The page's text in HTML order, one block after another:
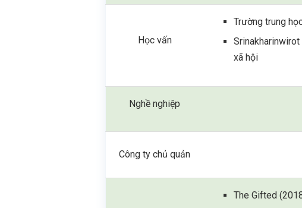
Học vấn
Trường trung
xã hội
Nghề nghiệp
Công ty chủ quản
The Gifted